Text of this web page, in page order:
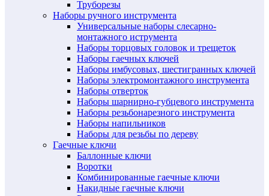
Труборезы
Наборы ручного инструмента
Универсальные наборы слесарно-
монтажного иструмента
Наборы торцовых головок и трещеток
Наборы гаечных ключей
Наборы имбусовых, шестигранных ключей
Наборы электромонтажного инструмента
Наборы отверток
Наборы шарнирно-губцевого инструмента
Наборы резьбонарезного инструмента
Наборы напильников
Наборы для резьбы по дереву
Гаечные ключи
Баллонные ключи
Воротки
Комбинированные гаечные ключи
Накидные гаечные ключи